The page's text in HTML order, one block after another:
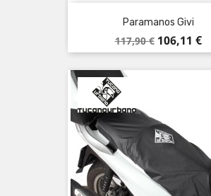
Paramanos Givi
Precio
base
117,90 € Precio
106,11 €